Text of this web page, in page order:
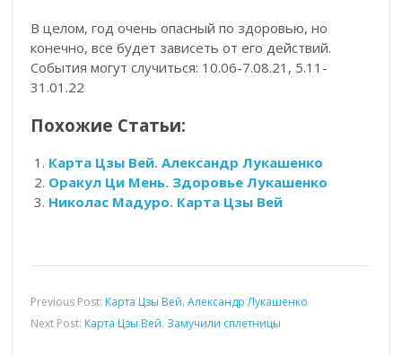
В целом, год очень опасный по здоровью, но
конечно, все будет зависеть от его действий.
События могут случиться: 10.06-7.08.21, 5.11-
31.01.22
Похожие Статьи:
Карта Цзы Вей. Александр Лукашенко
Оракул Ци Мень. Здоровье Лукашенко
Николас Мадуро. Карта Цзы Вей
Previous Post: Карта Цзы Вей. Александр Лукашенко
Next Post: Карта Цзы Вей. Замучили сплетницы